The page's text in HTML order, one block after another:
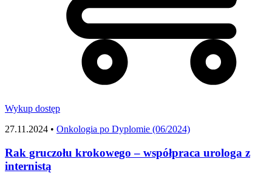
Wykup dostęp
27.11.2024 • Onkologia po Dyplomie (06/2024)
Rak gruczołu krokowego – współpraca urologa z
internistą